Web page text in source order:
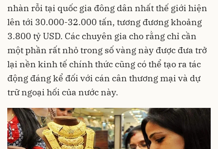
nhàn rỗi tại quốc gia đông dân nhất thế giới hiện
lên tới 30.000-32.000 tấn, tương đương khoảng
3.800 tỷ USD. Các chuyên gia cho rằng chỉ cần
một phần rất nhỏ trong số vàng này được đưa trở
lại nền kinh tế chính thức cũng có thể tạo ra tác
động đáng kể đối với cán cân thương mại và dự
trữ ngoại hối của nước này.